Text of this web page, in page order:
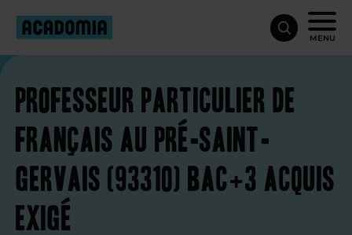
MENU
Professeur particulier de
français au Pré-Saint-
Gervais (93310) bac+3 acquis
exigé